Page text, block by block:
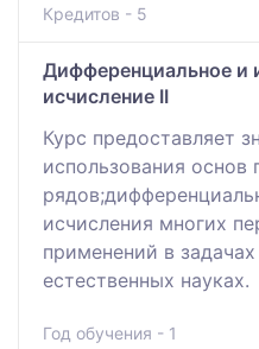
Кредитов - 5
Дифференциальное и
исчисление II
Курс предоставляет
использования основ
исчисления многих
применений в
естественных науках.
Год обучения - 1